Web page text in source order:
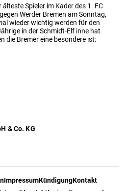
Spieler im Kader des 1. FC
Werder Bremen am Sonntag,
wieder wichtig werden für den
in der Schmidt-Elf inne hat
die Bremer eine besondere ist:
& Co. KG
ImpressumKündigungKontakt